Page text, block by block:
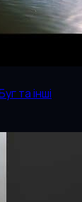
та інші